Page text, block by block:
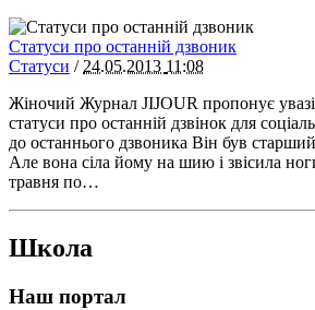
Статуси про останній дзвоник
Статуси / 24.05.2013 11:08
Жіночий Журнал JIJOUR пропонує увазі
статуси про останній дзвінок для
до останнього дзвоника Він був старший
Але вона сіла йому на шию і звісила
травня по…
Школа
Наш портал